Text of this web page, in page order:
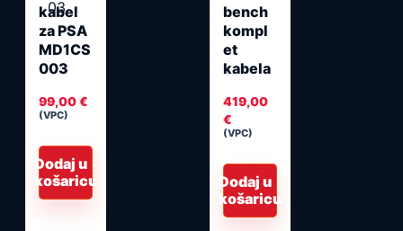
kabel
za PSA
MD1CS
003
99,00€
(VPC)
Dodaj u
košaricu
bench
kompl
et
kabela
419,00
€
(VPC)
Dodaj u
košaricu